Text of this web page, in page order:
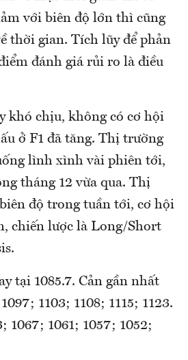
với biên độ lớn thì cũng
thời gian. Tích lũy để phản
đánh giá rủi ro là điều
khó chịu, không có cơ hội
ở F1 đã tăng. Thị trường
lình xình vài phiên tới,
tháng 12 vừa qua. Thị
độ trong tuần tới, cơ hội
chiến lược là Long/Short
tại 1085.7. Cản gần nhất
1103; 1108; 1115; 1123.
1067; 1061; 1057; 1052;